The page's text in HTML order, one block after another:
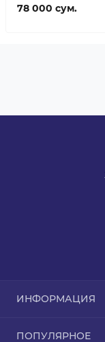
78 000 сум.
ИНФОРМАЦИЯ
ПОПУЛЯРНОЕ